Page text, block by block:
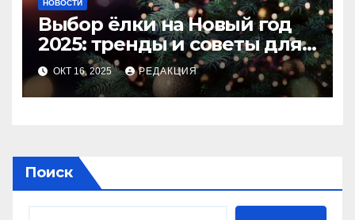
НОВОСТИ
Выбор ёлки на Новый год
2025: тренды и советы для
идеального праздника
ОКТ 16, 2025 РЕДАКЦИЯ
Поиск